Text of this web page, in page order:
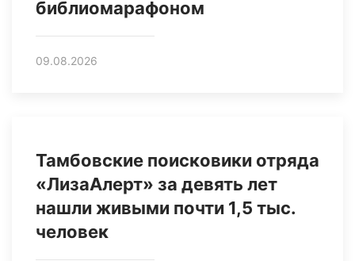
библиомарафоном
09.08.2026
Тамбовские поисковики отряда
«ЛизаАлерт» за девять лет
нашли живыми почти 1,5 тыс.
человек